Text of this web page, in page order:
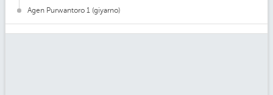
Agen Purwantoro 1 (giyarno)